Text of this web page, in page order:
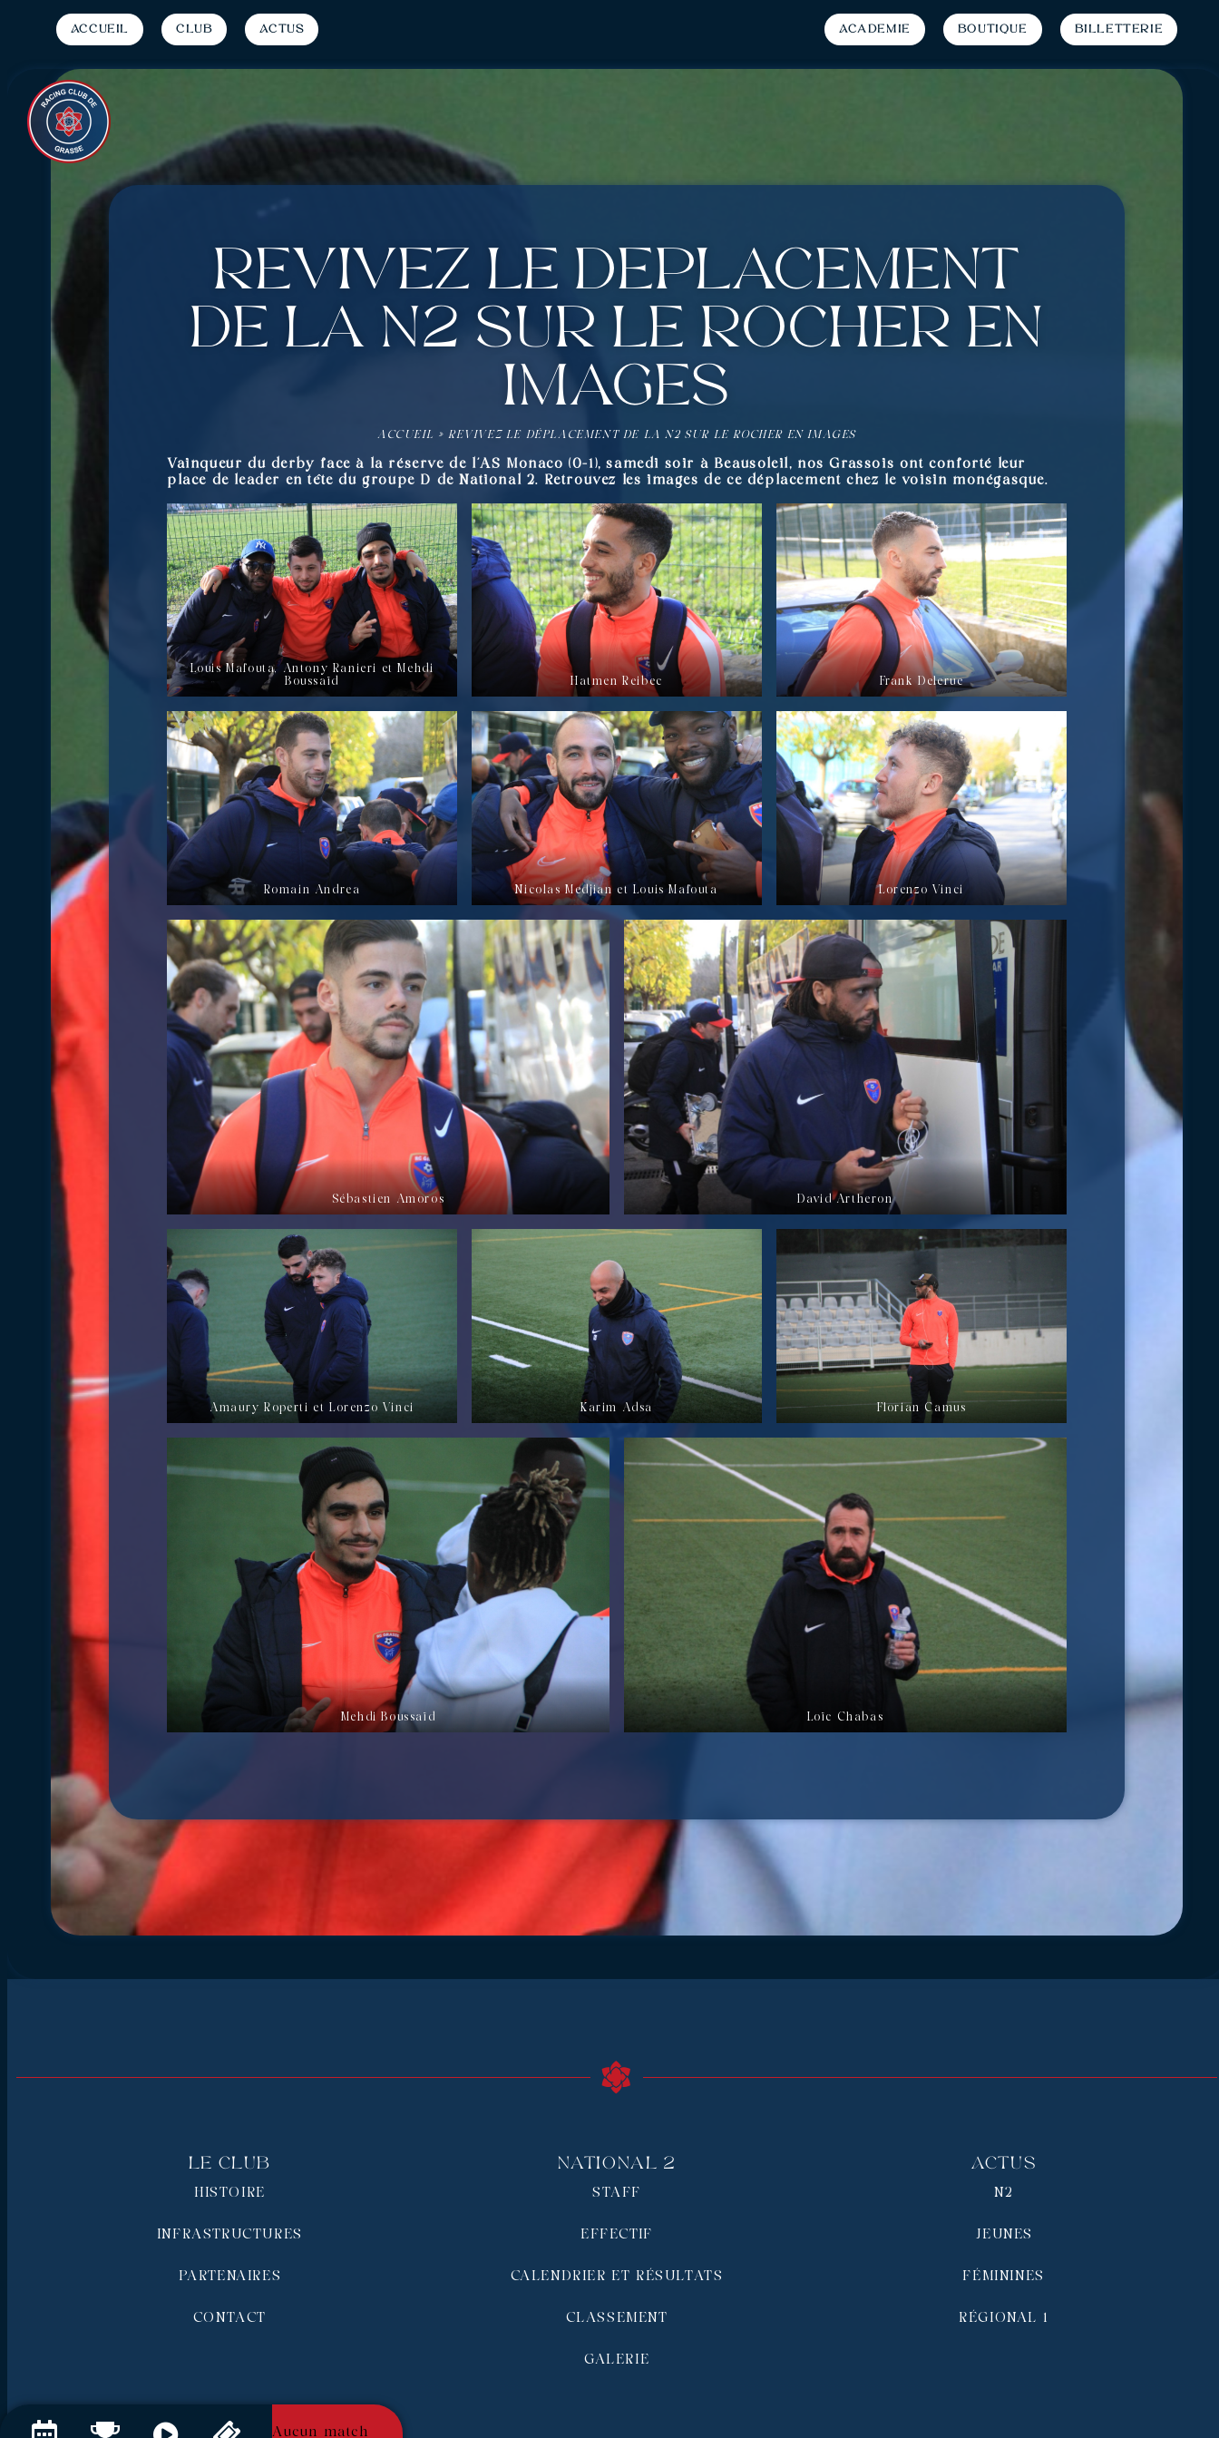
Accueil Club Actus Académie Boutique Billetterie
Aucun match
Revivez le déplacement
de la N2 sur le Rocher en
images
ACCUEIL » REVIVEZ LE DÉPLACEMENT DE LA N2 SUR LE ROCHER EN IMAGES
Vainqueur du derby face à la réserve de l’AS Monaco (0-1), samedi soir à Beausoleil, nos Grassois ont conforté leur
place de leader en tête du groupe D de National 2. Retrouvez les images de ce déplacement chez le voisin monégasque.
Louis Mafouta, Antony Ranieri et Mehdi
Boussaïd
Hatmen Reibec Frank Delerue
Romain Andrea Nicolas Medjian et Louis Mafouta Lorenzo Vinci
Sébastien Amoros David Artheron
Amaury Roperti et Lorenzo Vinci Karim Adsa Florian Camus
Mehdi Boussaïd Loïc Chabas
Le Club
HISTOIRE
INFRASTRUCTURES
PARTENAIRES
CONTACT
National 2
STAFF
EFFECTIF
CALENDRIER ET RÉSULTATS
CLASSEMENT
GALERIE
Actus
N2
JEUNES
FÉMININES
RÉGIONAL 1